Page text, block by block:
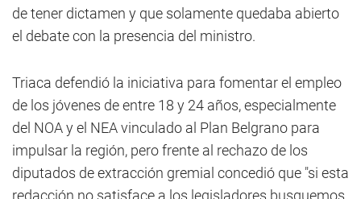
de tener dictamen y que solamente quedaba abierto
el debate con la presencia del ministro.
Triaca defendió la iniciativa para fomentar el empleo
de los jóvenes de entre 18 y 24 años, especialmente
del NOA y el NEA vinculado al Plan Belgrano para
impulsar la región, pero frente al rechazo de los
diputados de extracción gremial concedió que "si esta
redacción no satisface a los legisladores busquemos